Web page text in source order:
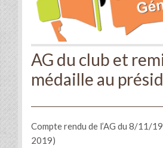
AG du club et
médaille au
Compte rendu de l’AG du 8/11/
2019)